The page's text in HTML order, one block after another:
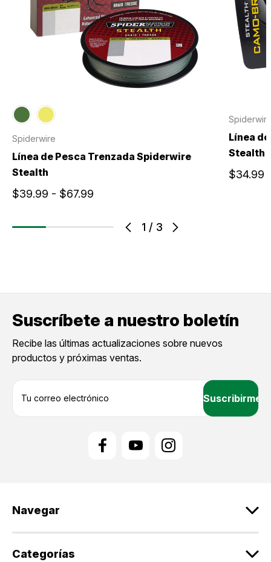
1 / 3
Spiderwire
Línea de Pesca Trenzada Spiderwire
Stealth
$39.99 - $67.99
Línea
Stealth
$34.99
Suscríbete a nuestro boletín
Recibe las últimas actualizaciones sobre nuevos
productos y próximas ventas.
e
r
Navegar
Categorías